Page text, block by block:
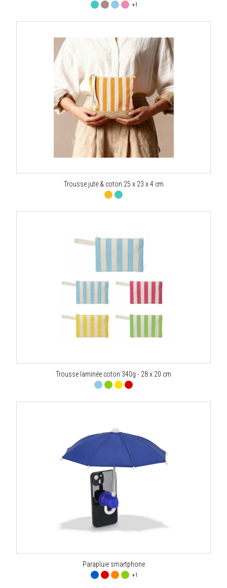
+1
Trousse jute & coton 25 x 23 x 4 cm
Trousse laminée coton 340g - 28 x 20 cm
Parapluie smartphone
+1